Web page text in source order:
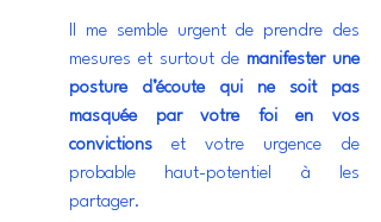
Il me semble urgent de prendre des
mesures et surtout de manifester une
posture d’écoute qui ne soit pas
masquée par votre foi en vos
convictions et votre urgence de
probable haut-potentiel à les
partager.